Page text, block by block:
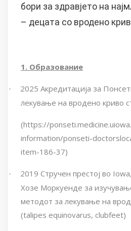
бори за здравјето на
– децата со вродено
1. Образование
·
2025 Aкредитација за
лекување на вродено криво
(https://
information/ponseti-
item-186-37)
·
2019 Стручен престој во
Хозе Моркуенде за
методот за лекување на
(talipes equinovarus, clubfeet)